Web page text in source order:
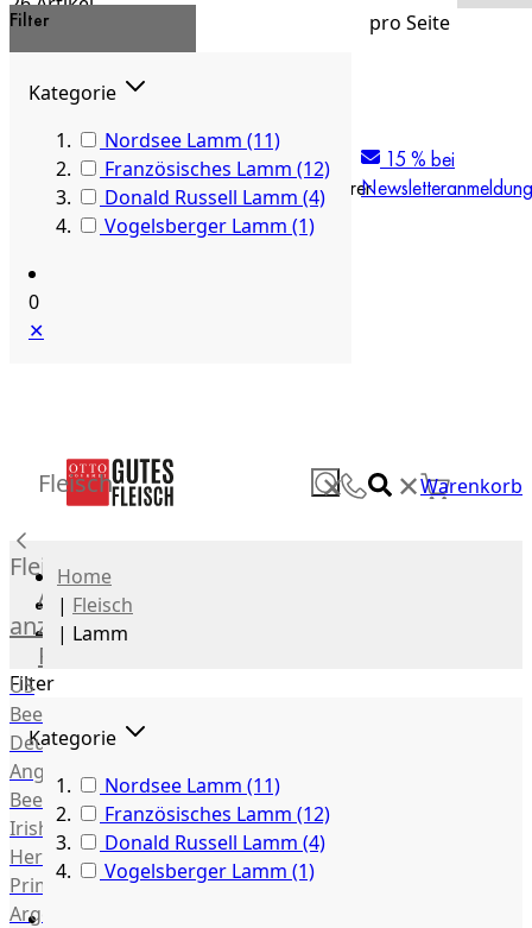
Direkt zum Inhalt
artgerechte
Tierhaltung
individuelle
Beratung
20 Jahre
Marktführer
15 % bei
Newsletteranmeldung
✕ ✕Warenkorb
Fleisch
Fleisch
Alle
anzeigen
Rind
US
Beef
Deutsches
Angus
Beef
Irish
Hereford
Prime
Argentina
Home
| Fleisch
| Lamm
Filter
Kategorie
Nordsee Lamm (11)
Französisches Lamm (12)
Donald Russell Lamm (4)
Vogelsberger Lamm (1)
Filter
Kategorie
Nordsee Lamm (11)
Französisches Lamm (12)
Donald Russell Lamm (4)
Vogelsberger Lamm (1)
0
✕
pro Seite